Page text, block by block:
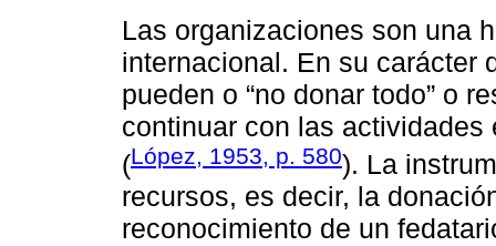
Las organizaciones son una
internacional. En su carácter
pueden o “no donar todo” o
continuar con las
(López, 1953, p. 580). La
recursos, es decir, la
reconocimiento de un